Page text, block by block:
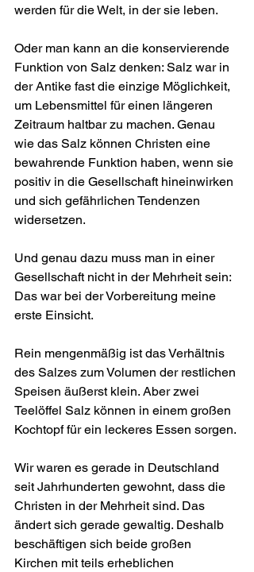
werden für die Welt, in der sie leben.
Oder man kann an die konservierende
Funktion von Salz denken: Salz war in
der Antike fast die einzige Möglichkeit,
um Lebensmittel für einen längeren
Zeitraum haltbar zu machen. Genau
wie das Salz können Christen eine
bewahrende Funktion haben, wenn sie
positiv in die Gesellschaft hinein­wirken
und sich gefährlichen Tendenzen
widersetzen.
Und genau dazu muss man in einer
Gesellschaft nicht in der Mehrheit sein:
Das war bei der Vorbereitung meine
erste Einsicht.
Rein mengenmäßig ist das Verhältnis
des Salzes zum Volumen der restlichen
Speisen äußerst klein. Aber zwei
Teelöffel Salz können in einem großen
Kochtopf für ein leckeres Essen sorgen.
Wir waren es gerade in Deutschland
seit Jahrhunderten gewohnt, dass die
Christen in der Mehrheit sind. Das
ändert sich gerade gewaltig. Deshalb
beschäftigen sich beide großen
Kirchen mit teils erheblichen